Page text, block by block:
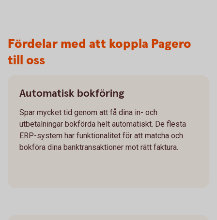
Fördelar med att koppla Pagero
till oss
Automatisk bokföring
Spar mycket tid genom att få dina in- och
utbetalningar bokförda helt automatiskt. De flesta
ERP-system har funktionalitet för att matcha och
bokföra dina banktransaktioner mot rätt faktura.